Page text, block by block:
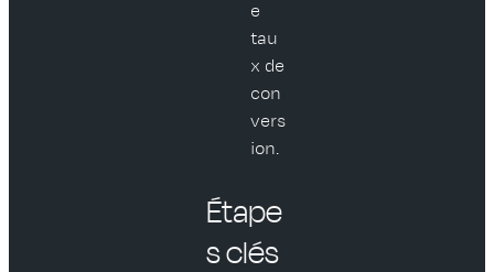
e
tau
x de
con
vers
ion.
Étape
s clés